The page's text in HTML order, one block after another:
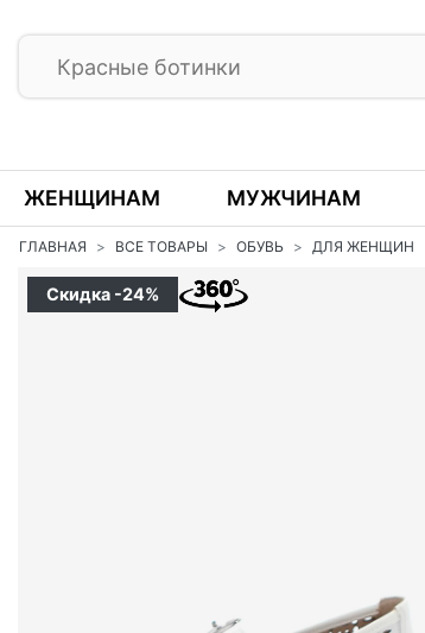
ЖЕНЩИНАМ МУЖЧИНАМ
ГЛАВНАЯ ВСЕ ТОВАРЫ ОБУВЬ ДЛЯ ЖЕНЩИН
Скидка -24%